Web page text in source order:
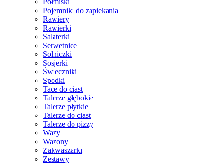
Półmiski
Pojemniki do zapiekania
Rawiery
Rawierki
Salaterki
Serwetnice
Solniczki
Sosjerki
Świeczniki
Spodki
Tace do ciast
Talerze głębokie
Talerze płytkie
Talerze do ciast
Talerze do pizzy
Wazy
Wazony
Zakwaszarki
Zestawy